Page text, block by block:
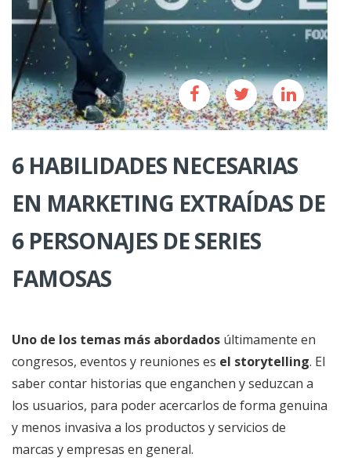
6 HABILIDADES NECESARIAS
EN MARKETING EXTRAÍDAS DE
6 PERSONAJES DE SERIES
FAMOSAS
Uno de los temas más abordados últimamente en
congresos, eventos y reuniones es el storytelling. El
saber contar historias que enganchen y seduzcan a
los usuarios, para poder acercarlos de forma genuina
y menos invasiva a los productos y servicios de
marcas y empresas en general.